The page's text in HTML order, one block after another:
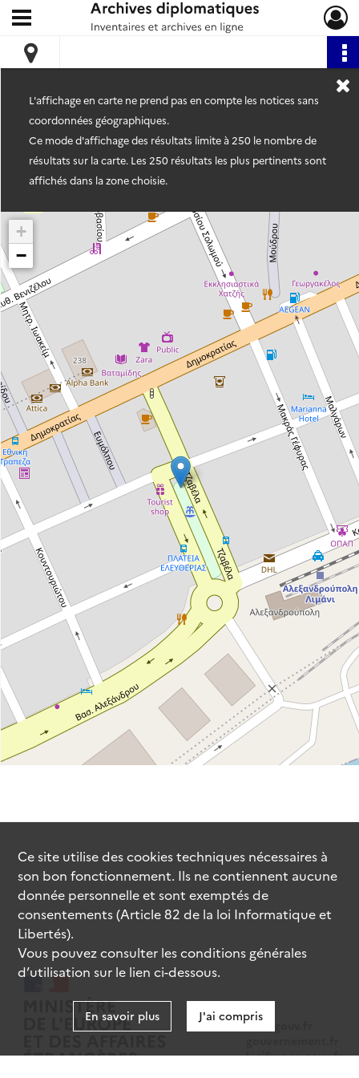
Archives diplomatiques
Ouvrir le menu déroulant
L'affichage en carte ne prend pas en compte les notices sans
coordonnées géographiques.
Ce mode d'affichage des résultats limite à 250 le nombre de
résultats sur la carte. Les 250 résultats les plus pertinents sont
affichés dans la zone choisie.
+
−
data.gouv.fr
legifrance.gouv.fr
Ce site utilise descookiestechniques nécessaires à
son bon fonctionnement. Ils ne contiennent aucune
donnée personnelle et sont exemptés de
consentements (Article 82 de la loi Informatique et
Libertés).
Vous pouvez consulter les conditions générales
d’utilisation sur le lien ci-dessous.
En savoir plus J'ai compris